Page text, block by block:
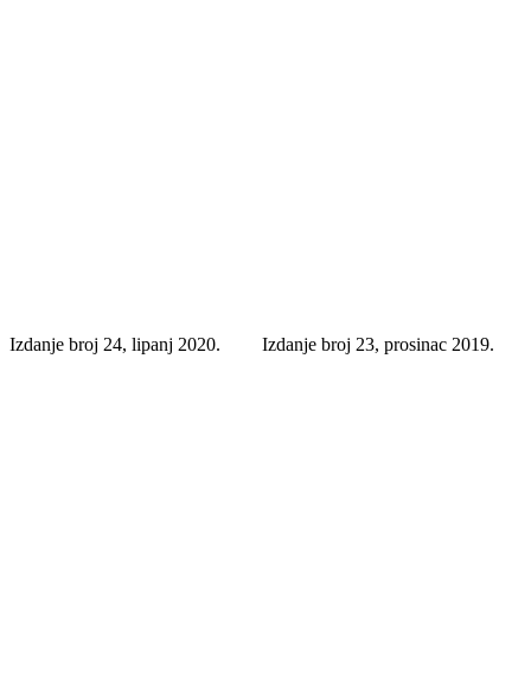
Izdanje broj 24, lipanj 2020. Izdanje broj 23, prosinac 2019.